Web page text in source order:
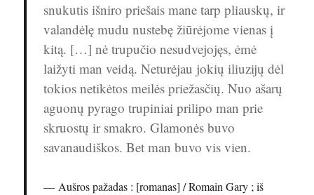
snukutis išniro priešais mane tarp pliauskų, ir
valandėlę mudu nustebę žiūrėjome vienas į
kitą. […] nė trupučio nesudvejojęs, ėmė
laižyti man veidą. Neturėjau jokių iliuzijų dėl
tokios netikėtos meilės priežasčių. Nuo ašarų
aguonų pyrago trupiniai prilipo man prie
skruostų ir smakro. Glamonės buvo
savanaudiškos. Bet man buvo vis vien.
Aušros pažadas : [romanas] / Romain Gary ; iš